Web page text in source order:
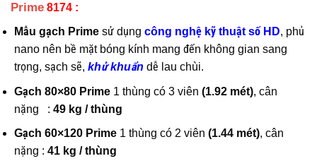
Prime 8174 :
Mẫu gạch Prime sử dụng công nghệ kỹ thuật số HD, phủ
nano nên bề mặt bóng kính mang đến không gian sang
trọng, sạch sẽ, khử khuẩn dễ lau chùi.
Gạch 80×80 Prime 1 thùng có 3 viên (1.92 mét), cân
nặng : 49 kg / thùng
Gạch 60×120 Prime 1 thùng có 2 viên (1.44 mét), cân
nặng : 41 kg / thùng